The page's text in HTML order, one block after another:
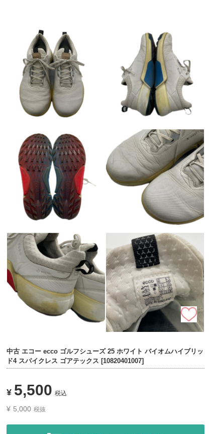
中古 エコー ecco ゴルフシューズ 25 ホワイト バイオムハイブリッ
ド4 スパイクレス ゴアテックス [10820401007]
¥ 5,500 税込
¥ 5,000 税抜